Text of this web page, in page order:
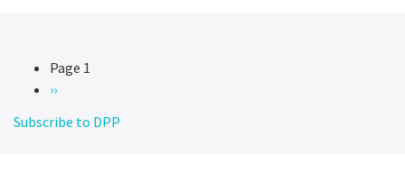
Pagination
Page 1
Následující
››
Subscribe to DPP